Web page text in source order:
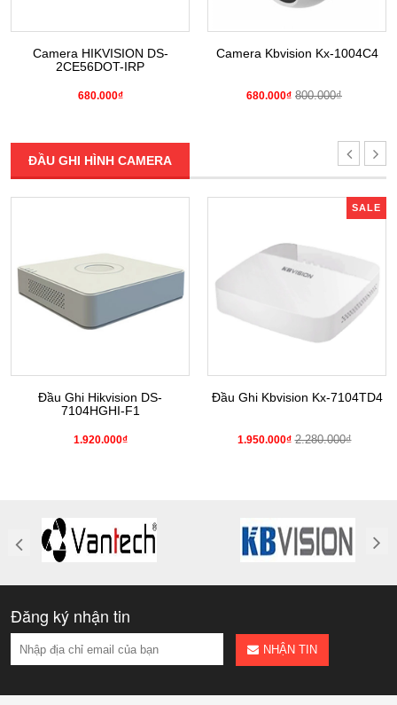
Camera HIKVISION DS-
2CE56DOT-IRP
680.000₫
Camera Kbvision Kx-1004C4
680.000₫ 800.000₫
ĐẦU GHI HÌNH CAMERA
Đầu Ghi Hikvision DS-
7104HGHI-F1
1.920.000₫
SALE
Đầu Ghi Kbvision Kx-7104TD4
1.950.000₫ 2.280.000₫
Đăng ký nhận tin
NHẬN TIN